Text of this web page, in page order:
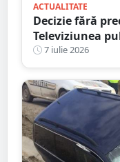
ACTUALITATE
Decizie fără
Televiziunea
Anunțul făcut
7 iulie 2026